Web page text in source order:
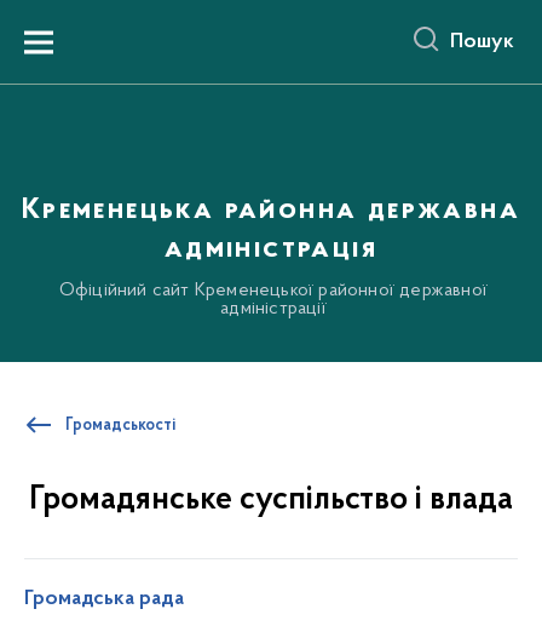
вмістуMenu Пошук
Кременецька районна державна
адміністрація
Офіційний сайт Кременецької районної державної
адміністрації
Громадськості
Громадянське суспільство і влада
Громадська рада